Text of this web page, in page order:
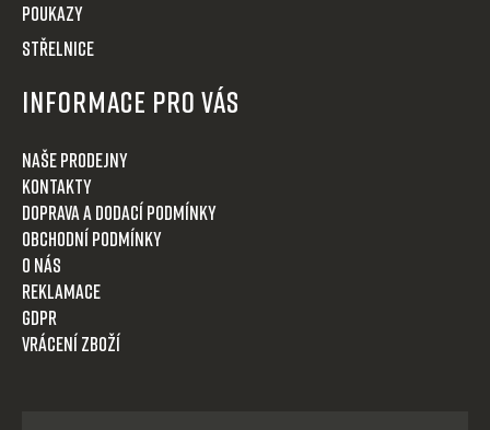
POUKAZY
STŘELNICE
Informace pro Vás
Naše prodejny
Kontakty
Doprava a dodací podmínky
Obchodní podmínky
O nás
Reklamace
GDPR
Vrácení zboží